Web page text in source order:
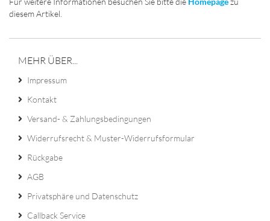
diesem Artikel.
MEHR ÜBER...
Impressum
Kontakt
Versand- & Zahlungsbedingungen
Widerrufsrecht & Muster-Widerrufsformular
Rückgabe
AGB
Privatsphäre und Datenschutz
Callback Service